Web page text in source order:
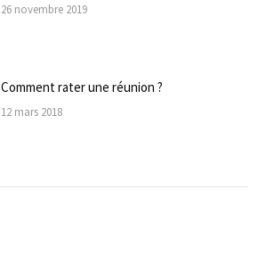
26 novembre 2019
Comment rater une réunion ?
12 mars 2018